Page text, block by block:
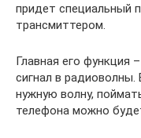
придет специальный
трансмиттером.
Главная его функция
сигнал в
нужную волну,
телефона можно